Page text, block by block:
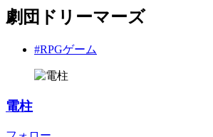
劇団ドリーマーズ
#RPGゲーム
電柱